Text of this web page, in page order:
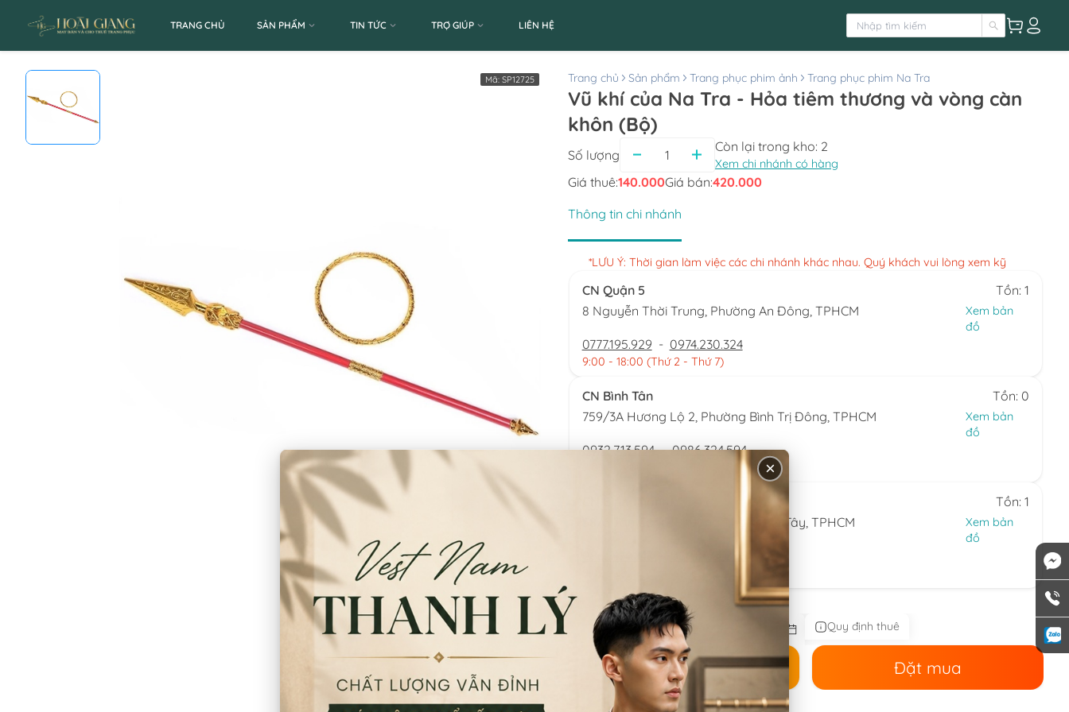
TRANG CHỦ SẢN PHẨM TIN TỨC TRỢ GIÚP LIÊN HỆ
Mã: SP12725 Trang chủ Sản phẩm Trang phục phim ảnh Trang phục phim Na Tra
Vũ khí của Na Tra - Hỏa tiêm thương và vòng càn
khôn (Bộ)
Số lượng
Còn lại trong kho: 2
Xem chi nhánh có hàng
Giá thuê:140.000Giá bán:420.000
Thông tin chi nhánh
*LƯU Ý: Thời gian làm việc các chi nhánh khác nhau. Quý khách vui lòng xem kỹ
CN Quận 5
Tồn: 1
8 Nguyễn Thời Trung, Phường An Đông, TPHCM
Xem bản
đồ
0777.195.929 - 0974.230.324
9:00 - 18:00 (Thứ 2 - Thứ 7)
CN Bình Tân
Tồn: 0
759/3A Hương Lộ 2, Phường Bình Trị Đông, TPHCM
Xem bản
đồ
0932.713.594 - 0986.324.594
Tồn: 1
58/6 Tân Cảng, Phường Thạnh Mỹ Tây, TPHCM
Xem bản
đồ
086.8644.086
Quy định thuê
Đặt thuê Đặt mua
×